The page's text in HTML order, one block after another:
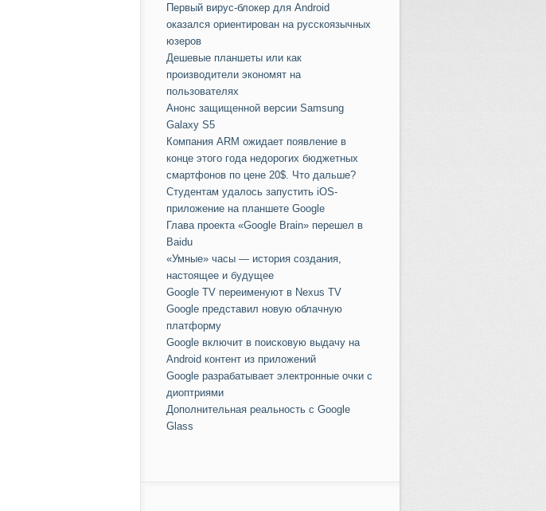
Первый вирус-блокер для Android
оказался ориентирован на русскоязычных
юзеров
Дешевые планшеты или как
производители экономят на
пользователях
Анонс защищенной версии Samsung
Galaxy S5
Компания ARM ожидает появление в
конце этого года недорогих бюджетных
смартфонов по цене 20$. Что дальше?
Студентам удалось запустить iOS-
приложение на планшете Google
Глава проекта «Google Brain» перешел в
Baidu
«Умные» часы — история создания,
настоящее и будущее
Google TV переименуют в Nexus TV
Googlе представил новую облачную
платформу
Google включит в поисковую выдачу на
Android контент из приложений
Google разрабатывает электронные очки с
диоптриями
Дополнительная реальность с Google
Glass